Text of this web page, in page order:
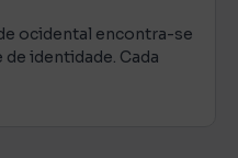
ocidental encontra-se
de identidade. Cada